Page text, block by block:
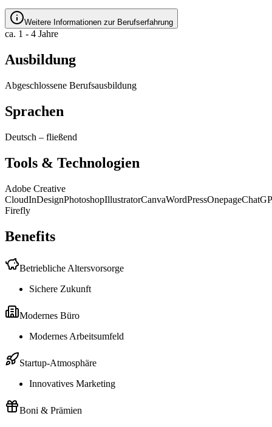
Weitere Informationen zur Berufserfahrung
ca. 1 - 4 Jahre
Ausbildung
Abgeschlossene Berufsausbildung
Sprachen
Deutsch – fließend
Tools & Technologien
Adobe Creative
CloudInDesignPhotoshopIllustratorCanvaWordPressOnepage
Firefly
Benefits
Betriebliche Altersvorsorge
Sichere Zukunft
Modernes Büro
Modernes Arbeitsumfeld
Startup-Atmosphäre
Innovatives Marketing
Boni & Prämien